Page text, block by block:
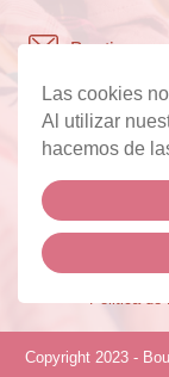
Las cookies
Al utilizar
hacemos de
c/ Real de
Gran Canaria
Lunes a
Cookies
Copyright 2023 -